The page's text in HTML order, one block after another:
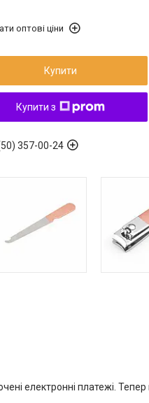
оптові ціни
Купити
Купити з
357-00-24
електронні платежі.